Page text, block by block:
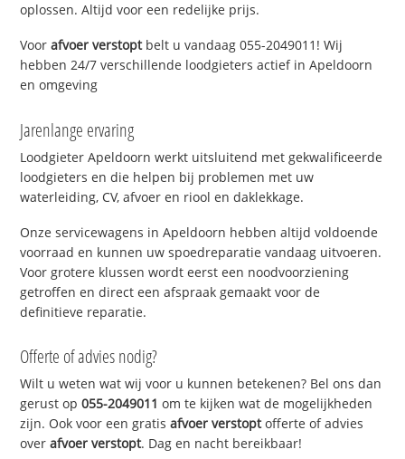
oplossen. Altijd voor een redelijke prijs.
Voorafvoer verstoptbelt u vandaag 055-2049011! Wij
hebben 24/7 verschillende loodgieters actief in Apeldoorn
en omgeving
Jarenlange ervaring
Loodgieter Apeldoorn werkt uitsluitend met gekwalificeerde
loodgieters en die helpen bij problemen met uw
waterleiding, CV, afvoer en riool en daklekkage.
Onze servicewagens in Apeldoorn hebben altijd voldoende
voorraad en kunnen uw spoedreparatie vandaag uitvoeren.
Voor grotere klussen wordt eerst een noodvoorziening
getroffen en direct een afspraak gemaakt voor de
definitieve reparatie.
Offerte of advies nodig?
Wilt u weten wat wij voor u kunnen betekenen? Bel ons dan
gerust op055-2049011 om te kijken wat de mogelijkheden
zijn. Ook voor een gratisafvoer verstoptofferte of advies
overafvoer verstopt. Dag en nacht bereikbaar!